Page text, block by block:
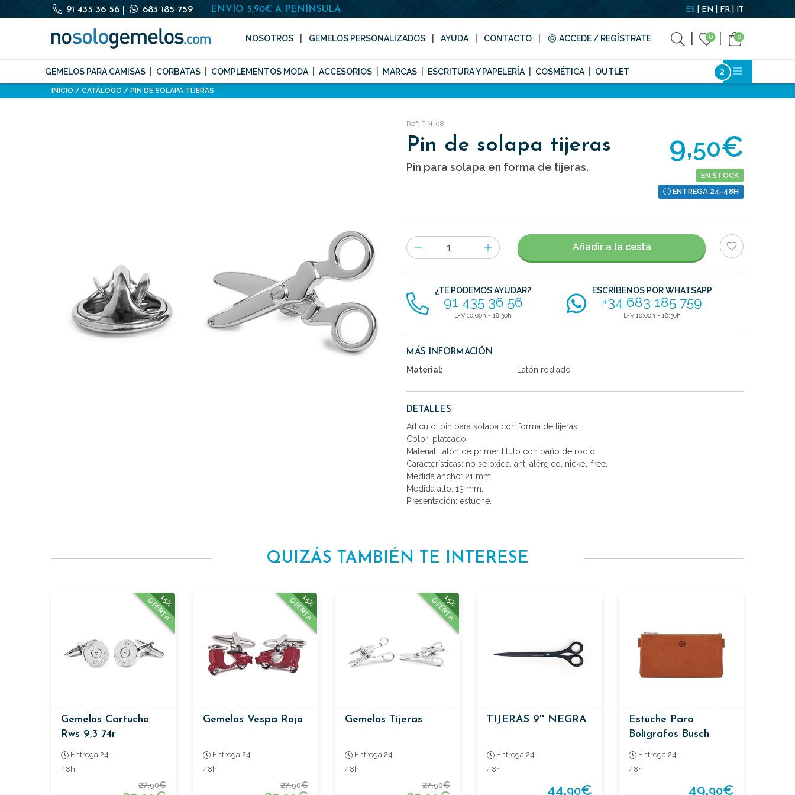
91 435 36 56 683 185 759 ENVÍO 5,90€ A PENÍNSULA ES EN FR IT
NOSOTROS GEMELOS PERSONALIZADOS AYUDA CONTACTO ACCEDE / REGÍSTRATE 0 0
GEMELOS PARA CAMISAS CORBATAS COMPLEMENTOS MODA ACCESORIOS MARCAS ESCRITURA Y PAPELERÍA COSMÉTICA OUTLET
INICIO CATÁLOGO PIN DE SOLAPA TIJERAS
Ref: PIN-08
Pin de solapa tijeras
Pin para solapa en forma de tijeras.
9,50€
EN STOCK
ENTREGA 24-48H
Número
de
artículos
Añadir a la cesta
¿TE PODEMOS AYUDAR?
91 435 36 56
L-V 10:00h - 18:30h
ESCRÍBENOS POR WHATSAPP
+34 683 185 759
L-V 10:00h - 18:30h
MÁS INFORMACIÓN
Material: Latón rodiado
DETALLES
Articulo: pin para solapa con forma de tijeras.
Color: plateado.
Material: latón de primer titulo con baño de rodio.
Características: no se oxida, anti alérgico, nickel-free.
Medida ancho: 21 mm.
Medida alto: 13 mm.
Presentación: estuche.
QUIZÁS TAMBIÉN TE INTERESE
15%
OFERTA
Gemelos Cartucho
Rws 9,3 74r
Entrega 24-
48h
27,90€
15%
OFERTA
Gemelos Vespa Rojo
Entrega 24-
48h
27,90€
15%
OFERTA
Gemelos Tijeras
Entrega 24-
48h
27,90€
TIJERAS 9'' NEGRA
Entrega 24-
48h
44,90€
Estuche Para
Bolígrafos Busch
Camel
Entrega 24-
48h
49,90€